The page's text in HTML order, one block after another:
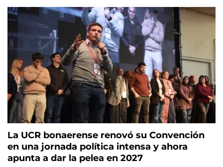
La UCR bonaerense renovó su Convención
en una jornada política intensa y ahora
apunta a dar la pelea en 2027